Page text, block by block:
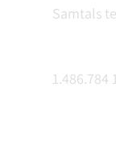
Samtals
1.486.784